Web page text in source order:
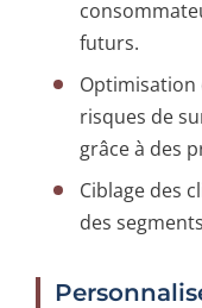
futurs.
Optimisation
risques de
grâce à des
Ciblage des
des